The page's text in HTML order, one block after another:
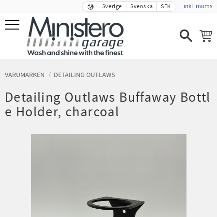
Meny
Sverige Svenska SEK inkl. moms
VARUMÄRKEN DETAILING OUTLAWS
Detailing Outlaws Buffaway Bottl
e Holder, charcoal